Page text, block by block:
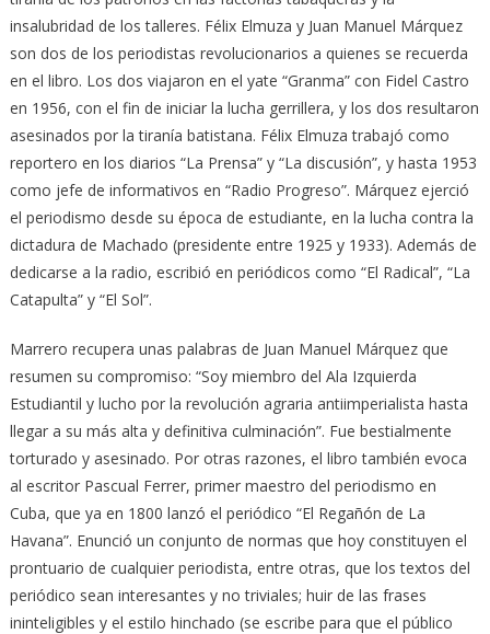
insalubridad de los talleres. Félix Elmuza y Juan Manuel Márquez
son dos de los periodistas revolucionarios a quienes se recuerda
en el libro. Los dos viajaron en el yate “Granma” con Fidel Castro
en 1956, con el fin de iniciar la lucha gerrillera, y los dos resultaron
asesinados por la tiranía batistana. Félix Elmuza trabajó como
reportero en los diarios “La Prensa” y “La discusión”, y hasta 1953
como jefe de informativos en “Radio Progreso”. Márquez ejerció
el periodismo desde su época de estudiante, en la lucha contra la
dictadura de Machado (presidente entre 1925 y 1933). Además de
dedicarse a la radio, escribió en periódicos como “El Radical”, “La
Catapulta” y “El Sol”.
Marrero recupera unas palabras de Juan Manuel Márquez que
resumen su compromiso: “Soy miembro del Ala Izquierda
Estudiantil y lucho por la revolución agraria antiimperialista hasta
llegar a su más alta y definitiva culminación”. Fue bestialmente
torturado y asesinado. Por otras razones, el libro también evoca
al escritor Pascual Ferrer, primer maestro del periodismo en
Cuba, que ya en 1800 lanzó el periódico “El Regañón de La
Havana”. Enunció un conjunto de normas que hoy constituyen el
prontuario de cualquier periodista, entre otras, que los textos del
periódico sean interesantes y no triviales; huir de las frases
ininteligibles y el estilo hinchado (se escribe para que el público